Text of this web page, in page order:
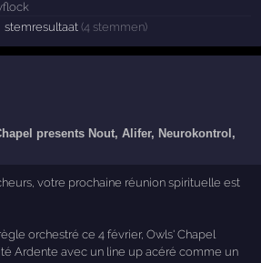
stemresultaat (4 stemmen)
presents Nout, Alifer, Neurokontrol,
votre prochaine réunion spirituelle est
orchestré ce 4 février, Owls' Chapel
Ardente avec un line up acéré comme un